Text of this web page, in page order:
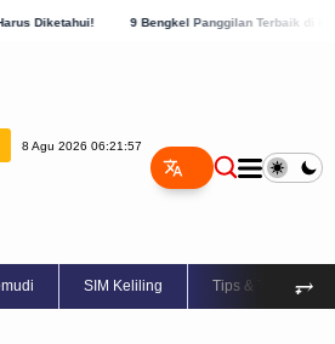
9 Bengkel Panggilan Terbaik di Kabupaten
8 Agu 2026 06:21:57
SIM Keliling Tips & Trik ⥅